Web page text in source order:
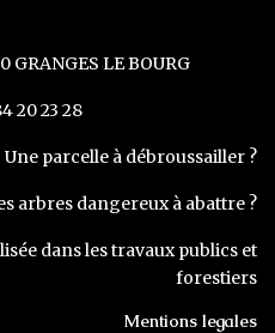
GRANGES LE BOURG
20 23 28
Une parcelle à débroussailler ?
arbres dangereux à abattre ?
dans les travaux publics et
forestiers
Mentions legales